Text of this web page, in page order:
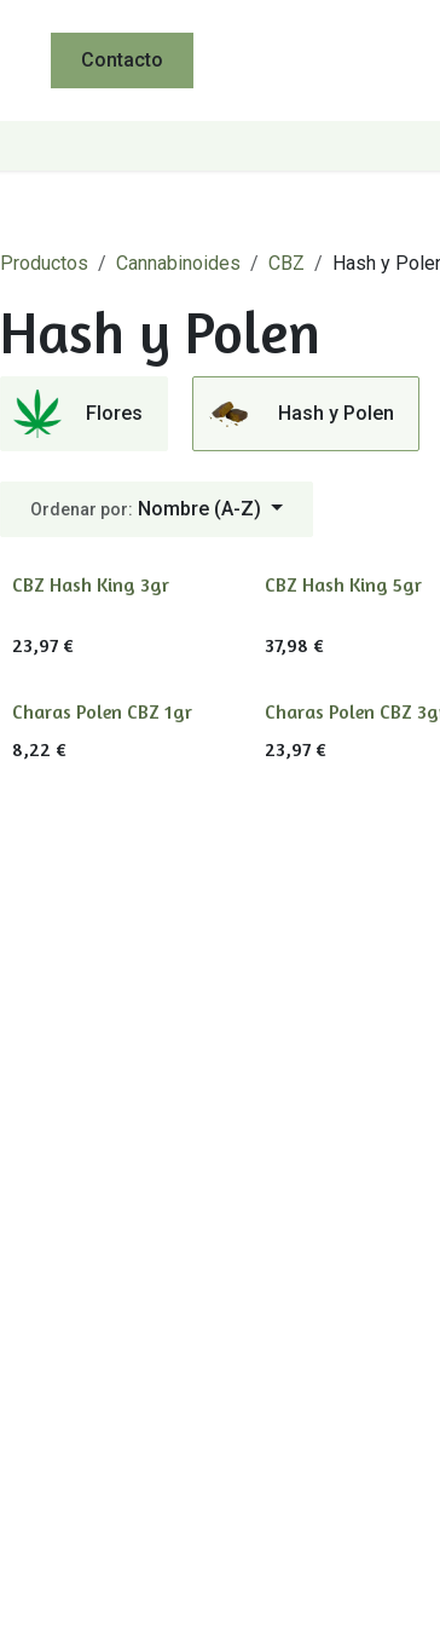
Contacto
Productos Cannabinoides CBZ Hash y
Hash y Polen
Flores Hash y Polen
Ordenar por: Nombre (A-Z)
CBZ Hash King 3gr
23,97 €
CBZ Hash King 5gr
37,98 €
Charas Polen CBZ 1gr
8,22 €
Charas Polen CBZ
23,97€